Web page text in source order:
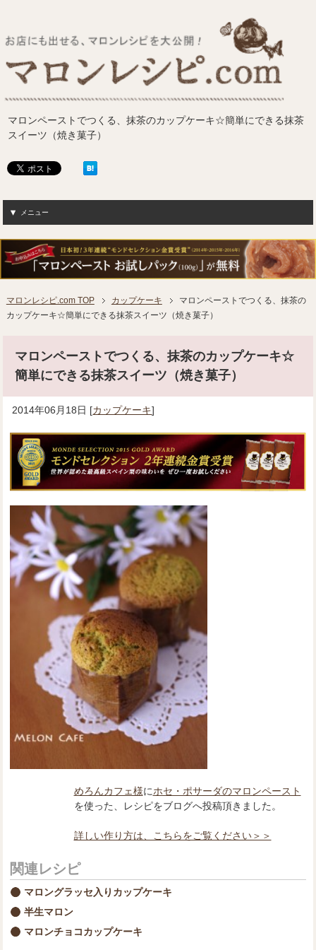
マロンペーストでつくる、抹茶のカップケーキ☆簡単にできる抹茶
スイーツ（焼き菓子）
メニュー
マロンレシピ.com TOP カップケーキ
マロンペーストでつくる、抹茶の
カップケーキ☆簡単にできる抹茶スイーツ（焼き菓子）
マロンペーストでつくる、抹茶のカップケーキ☆
簡単にできる抹茶スイーツ（焼き菓子）
2014年06月18日 [カップケーキ]
めろんカフェ様にホセ・ポサーダのマロンペースト
を使った、レシピをブログへ投稿頂きました。
詳しい作り方は、こちらをご覧ください＞＞
関連レシピ
マロングラッセ入りカップケーキ
半生マロン
マロンチョコカップケーキ